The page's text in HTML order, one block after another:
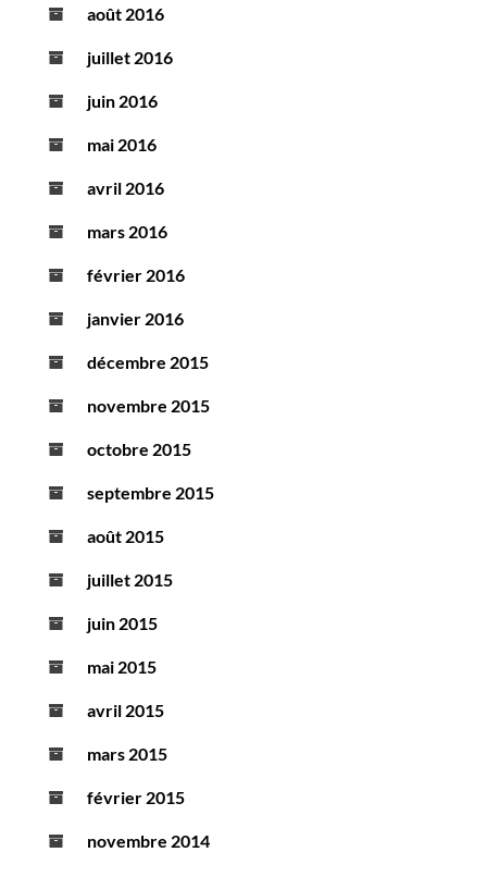
août 2016
juillet 2016
juin 2016
mai 2016
avril 2016
mars 2016
février 2016
janvier 2016
décembre 2015
novembre 2015
octobre 2015
septembre 2015
août 2015
juillet 2015
juin 2015
mai 2015
avril 2015
mars 2015
février 2015
novembre 2014